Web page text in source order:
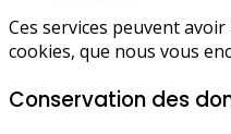
Ces services peuvent
cookies, que nous vous
Conservation des